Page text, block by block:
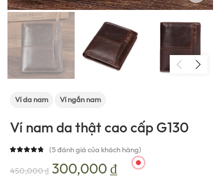
Ví da nam Ví ngắn nam
Ví nam da thật cao cấp G130
(5đánh giá của khách hàng)
450,000₫ Giá
300,000₫Giá